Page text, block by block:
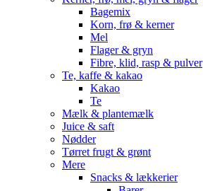
Bagemix
Korn, frø & kerner
Mel
Flager & gryn
Fibre, klid, rasp & pulver
Te, kaffe & kakao
Kakao
Te
Mælk & plantemælk
Juice & saft
Nødder
Tørret frugt & grønt
Mere
Snacks & lækkerier